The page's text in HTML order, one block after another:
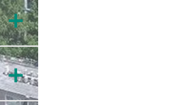
＋
＋